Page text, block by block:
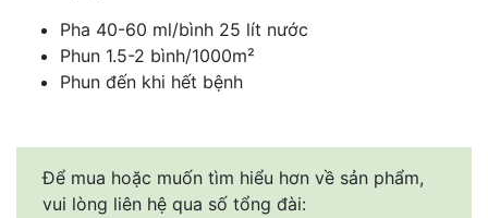
Pha 40-60 ml/bình 25 lít nước
Phun 1.5-2 bình/1000m²
Phun đến khi hết bệnh
Để mua hoặc muốn tìm hiểu hơn về sản phẩm,
vui lòng liên hệ qua số tổng đài: